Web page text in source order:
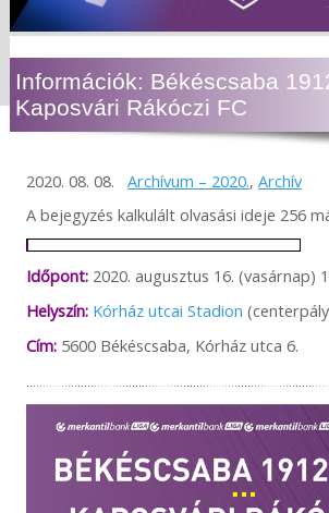
Információk: Békéscsaba
Kaposvári Rákóczi FC
2020. 08. 08. Archívum – 2020., Archív
A bejegyzés kalkulált olvasási ideje 256
Időpont:2020. augusztus 16. (vasárnap)
Helyszín: Kórház utcai Stadion
Cím:5600 Békéscsaba, Kórház utca 6.